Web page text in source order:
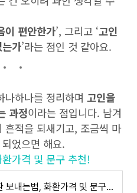
이 편안한가’, 그리고 ‘고인
가’라는 점인 것 같아요.
나하나를 정리하며 고인을
과정이라는 점입니다. 남겨
흔적을 되새기고, 조금씩 마
었으면 해요.
가격 및 문구 추천!
장례식장 화환 보내는법, 화환가격 및 문구 추천!